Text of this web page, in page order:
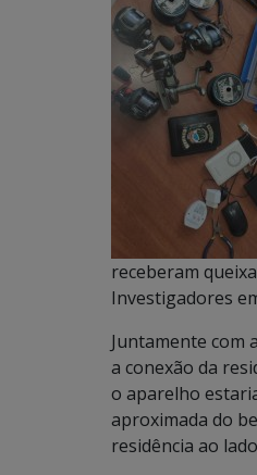
receberam
Investigadores
Juntamente com
a conexão da
o aparelho
aproximada do
residência ao